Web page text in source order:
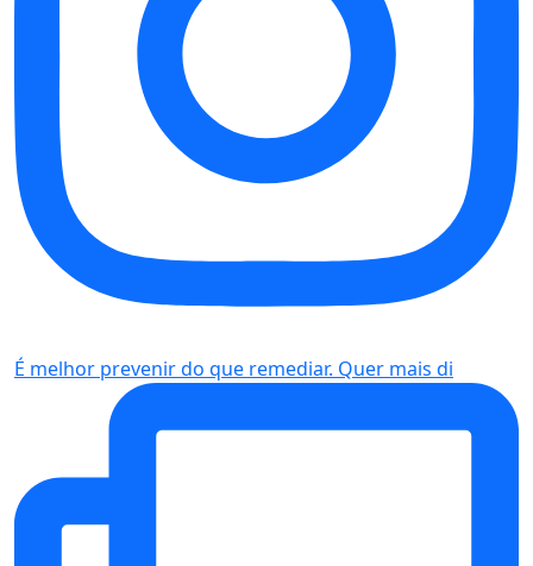
É melhor prevenir do que remediar. Quer mais di